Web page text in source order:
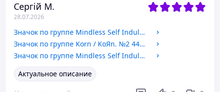
Сергій М.
28.07.2026
Значок по группе Mindless Self Indulgence. №2 44мм
Значок по группе Korn / KoЯn. №2 44мм
Значок по группе Mindless Self Indulgence / If. №4 44мм
Актуальное описание